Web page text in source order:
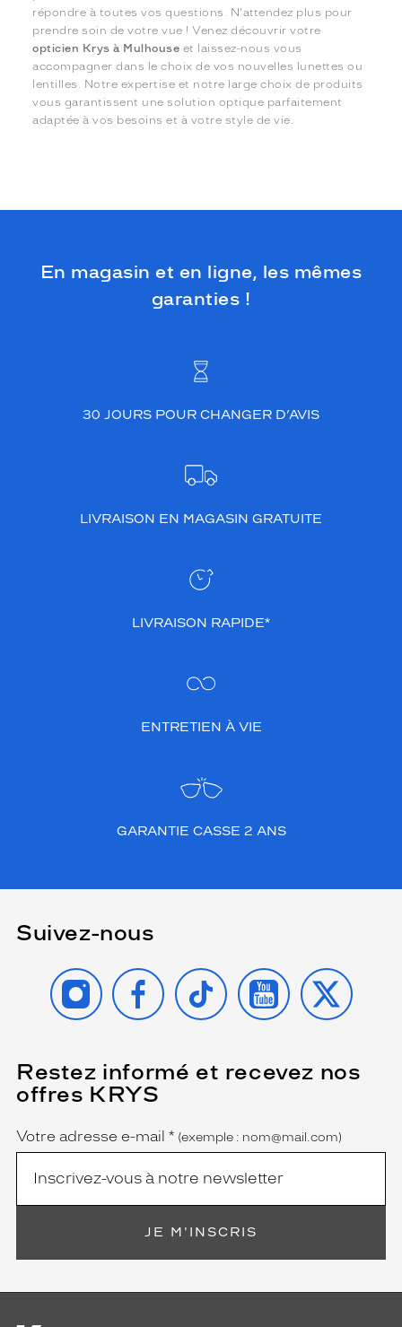
répondre à toutes vos questions. N'attendez plus pour
prendre soin de votre vue ! Venez découvrir votre
opticien Krys à Mulhouse et laissez-nous vous
accompagner dans le choix de vos nouvelles lunettes ou
lentilles. Notre expertise et notre large choix de produits
vous garantissent une solution optique parfaitement
adaptée à vos besoins et à votre style de vie.
En magasin et en ligne, les mêmes
garanties !
30 JOURS POUR CHANGER D’AVIS
LIVRAISON EN MAGASIN GRATUITE
LIVRAISON RAPIDE*
ENTRETIEN À VIE
GARANTIE CASSE 2 ANS
Suivez-nous
INSTAGRAMFACEBOOK
TIKTOK YOUTUBE
X
Restez informé et recevez nos
offres KRYS
Name
Votre adresse e-mail *
(Ce
champ
est
obligatoire)
(exemple : nom@mail.com)
JE M'INSCRIS